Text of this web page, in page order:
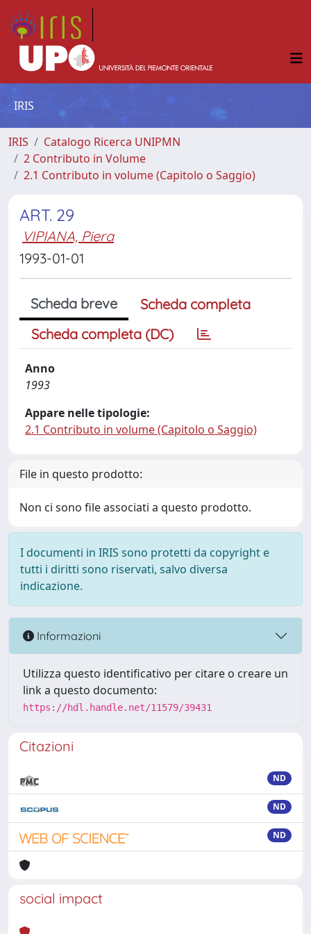
IRIS
IRIS
Catalogo Ricerca UNIPMN
2 Contributo in Volume
2.1 Contributo in volume (Capitolo o Saggio)
ART. 29
VIPIANA, Piera
1993-01-01
Scheda breve
Scheda completa
Scheda completa (DC)
Anno
1993
Appare nelle tipologie:
2.1 Contributo in volume (Capitolo o Saggio)
File in questo prodotto:
Non ci sono file associati a questo prodotto.
I documenti in IRIS sono protetti da copyright e
tutti i diritti sono riservati, salvo diversa
indicazione.
Informazioni
Utilizza questo identificativo per citare o creare un
link a questo documento:
https://hdl.handle.net/11579/39431
Citazioni
ND
ND
ND
social impact